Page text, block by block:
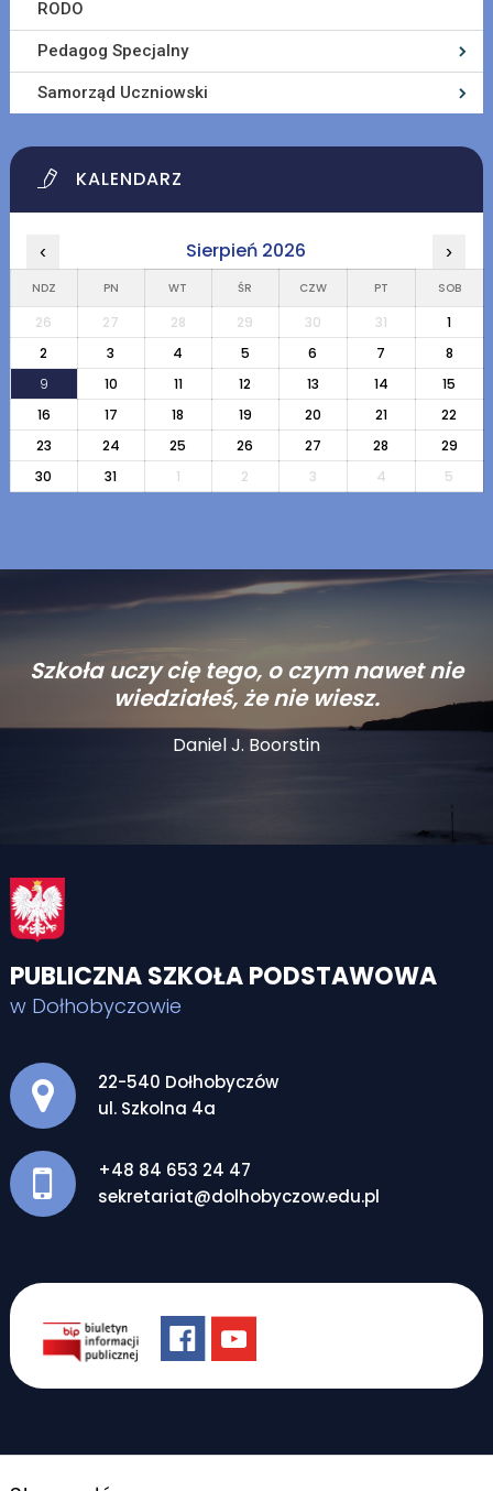
RODO
Pedagog Specjalny
Samorząd Uczniowski
KALENDARZ
‹ Sierpień 2026 ›
NDZ PN WT ŚR CZW PT SOB
26 27 28 29 30 31
1
2
3 4 5 6 7
8
9
10 11 12 13 14
15
16
17 18 19 20 21
22
23
24 25 26 27 28
29
30
31 1 2 3 4 5
Szkoła uczy cię tego, o czym nawet nie
wiedziałeś, że nie wiesz.
Daniel J. Boorstin
PUBLICZNA SZKOŁA PODSTAWOWA
w Dołhobyczowie
Adres pocztowy:
22-540 Dołhobyczów
ul. Szkolna 4a
+48 84 653 24 47
sekretariat@dolhobyczow.edu.pl